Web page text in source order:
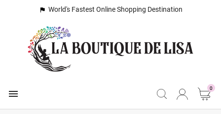
 World's Fastest Online Shopping Destination
 0